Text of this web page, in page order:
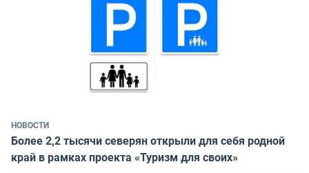
НОВОСТИ
Более 2,2 тысячи северян открыли для себя родной
край в рамках проекта «Туризм для своих»